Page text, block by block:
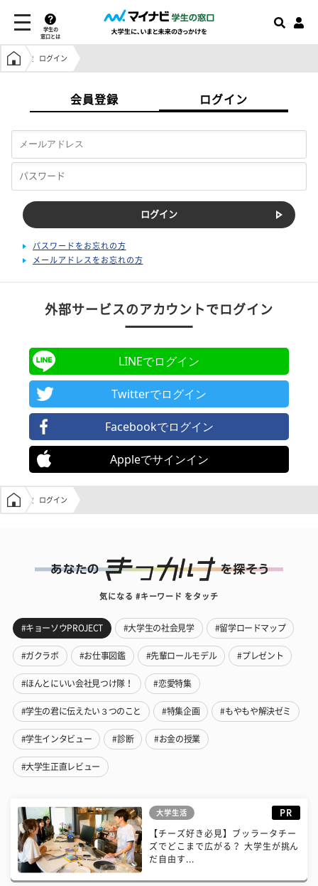
学生の
窓口とは
学生の窓口トップ
ログイン
会員登録 ログイン
パスワードをお忘れの方
メールアドレスをお忘れの方
外部サービスのアカウントでログイン
LINEでログイン
Twitterでログイン
Facebookでログイン
Appleでサインイン
学生の窓口トップ
ログイン
気になる #キーワード をタッチ
#キョーソウPROJECT #大学生の社会見学 #留学ロードマップ
#ガクラボ #お仕事図鑑 #先輩ロールモデル #プレゼント
#ほんとにいい会社見つけ隊！ #恋愛特集
#学生の君に伝えたい３つのこと #特集企画 #もやもや解決ゼミ
#学生インタビュー #診断 #お金の授業
#大学生正直レビュー
大学生活 PR
【チーズ好き必見】ブッラータチー
ズでどこまで広がる？ 大学生が挑ん
だ自由す...